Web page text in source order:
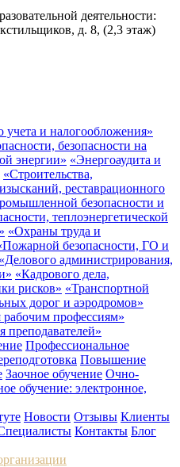
деятельности:
д. 8, (2,3 этаж)
учета и налогообложения»
безопасности на
энергии» «Энергоаудита и
«Строительства,
реставрационного
безопасности и
теплоэнергетической
«Охраны труда и
безопасности, ГО и
«Делового администрирования,
«Кадрового дела,
рисков» «Транспортной
дорог и аэродромов»
рабочим профессиям»
преподавателей»
Профессиональное
Повышение
Заочное обучение Очно-
обучение: электронное,
Новости Отзывы Клиенты
Контакты Блог